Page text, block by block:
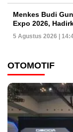
Menkes Budi
Expo 2026,
5 Agustus 2026 |
OTOMOTIF